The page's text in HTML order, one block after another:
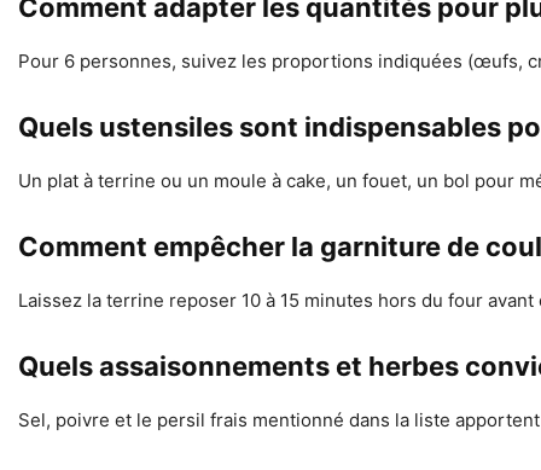
Comment adapter les quantités pour
Pour 6 personnes, suivez les proportions indiquées (œufs,
Quels ustensiles sont indispensables
Un plat à terrine ou un moule à cake, un fouet, un bol pour
Comment empêcher la garniture de
Laissez la terrine reposer 10 à 15 minutes hors du four
Quels assaisonnements et herbes
Sel, poivre et le persil frais mentionné dans la liste